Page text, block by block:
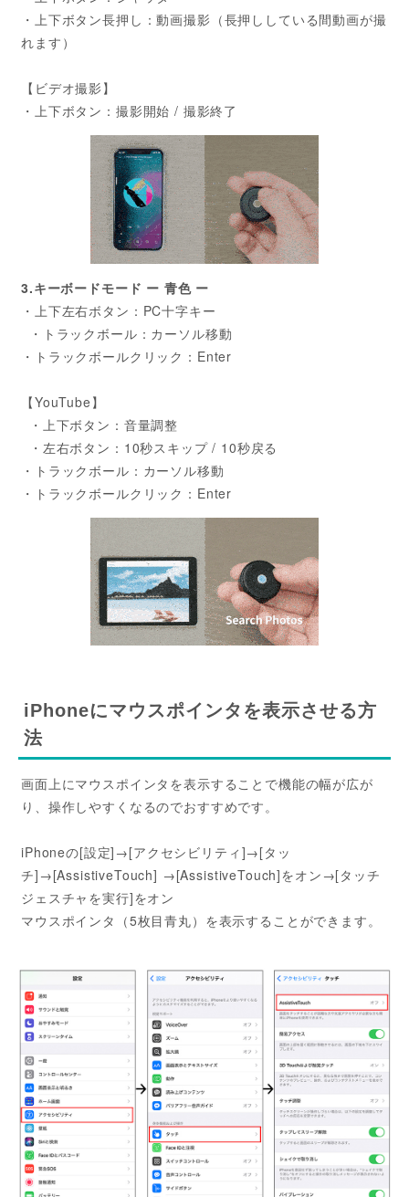
・上下ボタン長押し：動画撮影（長押ししている間動画が撮
れます）
【ビデオ撮影】
・上下ボタン：撮影開始 / 撮影終了
3.キーボードモード ー 青色 ー
・上下左右ボタン：PC十字キー
・トラックボール：カーソル移動
・トラックボールクリック：Enter
【YouTube】
・上下ボタン：音量調整
・左右ボタン：10秒スキップ / 10秒戻る
・トラックボール：カーソル移動
・トラックボールクリック：Enter
iPhoneにマウスポインタを表示させる方
法
画面上にマウスポインタを表示することで機能の幅が広が
り、操作しやすくなるのでおすすめです。
iPhoneの[設定]→[アクセシビリティ]→[タッ
チ]→[AssistiveTouch] →[AssistiveTouch]をオン→[タッチ
ジェスチャを実行]をオン
マウスポインタ（5枚目青丸）を表示することができます。